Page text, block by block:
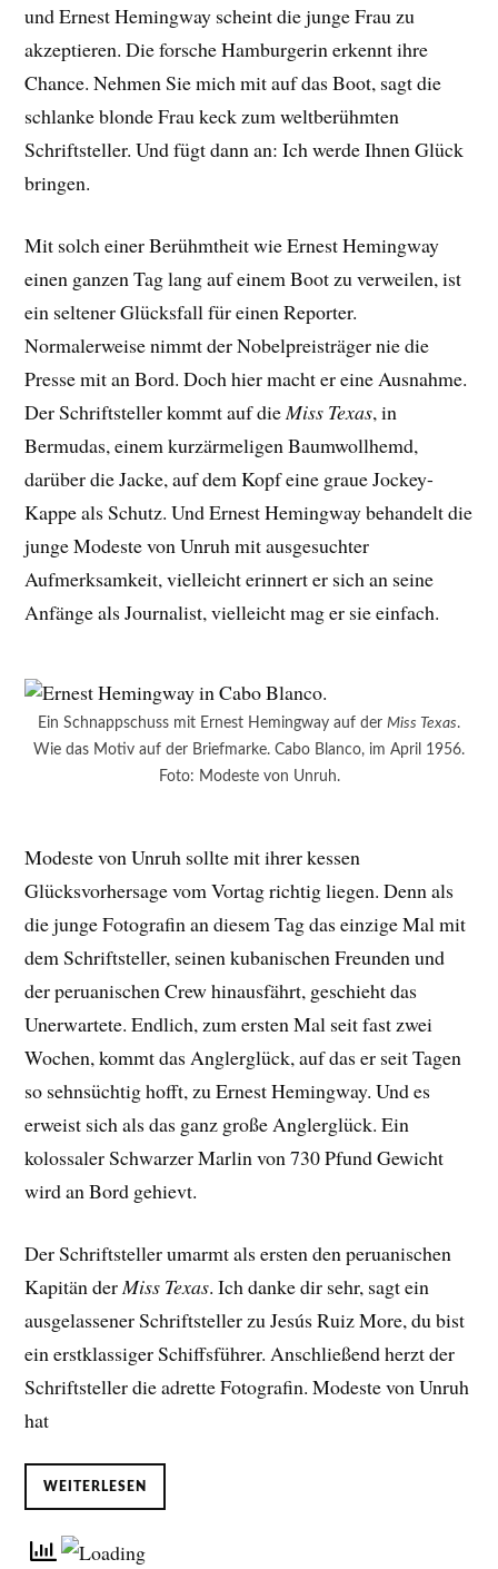
und Ernest Hemingway scheint die junge Frau zu
akzeptieren. Die forsche Hamburgerin erkennt ihre
Chance. Nehmen Sie mich mit auf das Boot, sagt die
schlanke blonde Frau keck zum weltberühmten
Schriftsteller. Und fügt dann an: Ich werde Ihnen Glück
bringen.
Mit solch einer Berühmtheit wie Ernest Hemingway
einen ganzen Tag lang auf einem Boot zu verweilen, ist
ein seltener Glücksfall für einen Reporter.
Normalerweise nimmt der Nobelpreisträger nie die
Presse mit an Bord. Doch hier macht er eine Ausnahme.
Der Schriftsteller kommt auf dieMiss Texas, in
Bermudas, einem kurzärmeligen Baumwollhemd,
darüber die Jacke, auf dem Kopf eine graue Jockey-
Kappe als Schutz. Und Ernest Hemingway behandelt die
junge Modeste von Unruh mit ausgesuchter
Aufmerksamkeit, vielleicht erinnert er sich an seine
Anfänge als Journalist, vielleicht mag er sie einfach.
Ein Schnappschuss mit Ernest Hemingway auf der Miss Texas.
Wie das Motiv auf der Briefmarke. Cabo Blanco, im April 1956.
Foto: Modeste von Unruh.
Modeste von Unruh sollte mit ihrer kessen
Glücksvorhersage vom Vortag richtig liegen. Denn als
die junge Fotografin an diesem Tag das einzige Mal mit
dem Schriftsteller, seinen kubanischen Freunden und
der peruanischen Crew hinausfährt, geschieht das
Unerwartete. Endlich, zum ersten Mal seit fast zwei
Wochen, kommt das Anglerglück, auf das er seit Tagen
so sehnsüchtig hofft, zu Ernest Hemingway. Und es
erweist sich als das ganz große Anglerglück. Ein
kolossaler Schwarzer Marlin von 730 Pfund Gewicht
wird an Bord gehievt.
Der Schriftsteller umarmt als ersten den peruanischen
Kapitän derMiss Texas. Ich danke dir sehr, sagt ein
ausgelassener Schriftsteller zu Jesús Ruiz More, du bist
ein erstklassiger Schiffsführer. Anschließend herzt der
Schriftsteller die adrette Fotografin. Modeste von Unruh
hat
WEITERLESEN